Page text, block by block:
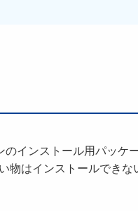
のインストール用パッケ
物はインストールできな